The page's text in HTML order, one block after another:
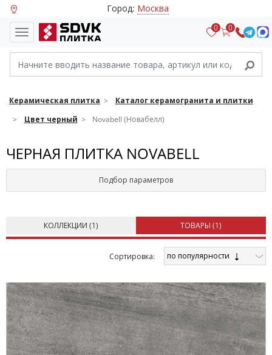
Город: Москва
0 0
Керамическая плитка
Каталог керамогранита и плитки
Цвет черный
Novabell (Новабелл)
ЧЕРНАЯ ПЛИТКА NOVABELL
Подбор параметров
КОЛЛЕКЦИИ (1) ТОВАРЫ (1)
Cортировка: по популярности